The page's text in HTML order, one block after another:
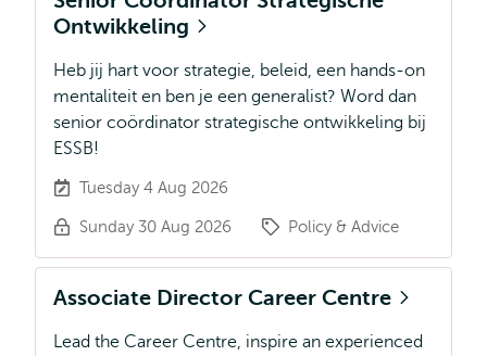
Ontwikkeling
Heb jij hart voor strategie, beleid, een hands-on
mentaliteit en ben je een generalist? Word dan
senior coördinator strategische ontwikkeling bij
ESSB!
Tuesday 4 Aug 2026
Sunday 30 Aug 2026 Policy & Advice
Associate Director Career Centre
Lead the Career Centre, inspire an experienced